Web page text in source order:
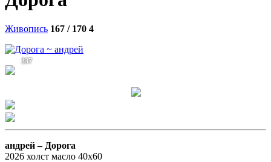
Живопись 167 / 170 4
337
андрей – Дорога
2026 холст масло 40х60